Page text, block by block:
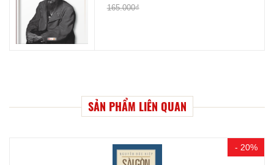
165.000₫
SẢN PHẨM LIÊN QUAN
- 20%